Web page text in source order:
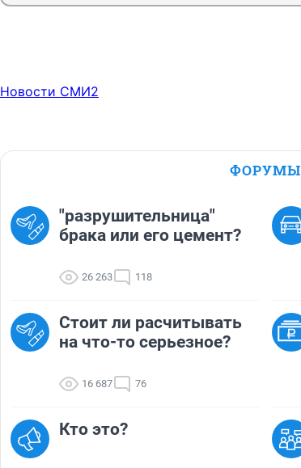
Новости СМИ2
ФОРУМЫ
"разрушительница"
брака или его цемент?
26 263 118
Стоит ли расчитывать
на что-то серьезное?
16 687 76
Кто это?